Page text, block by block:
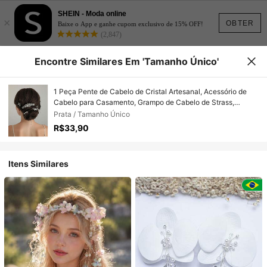
OBTER
×
SHEIN - Moda online
Baixe o App e ganhe cupom exclusivo de 15% OFF!
(2,847)
Encontre Similares Em 'Tamanho Único'
1 Peça Pente de Cabelo de Cristal Artesanal, Acessório de
Cabelo para Casamento, Grampo de Cabelo de Strass,
Penteado Updo, Acessório de Cabelo para Noiva
Prata / Tamanho Único
R$33,90
Itens Similares